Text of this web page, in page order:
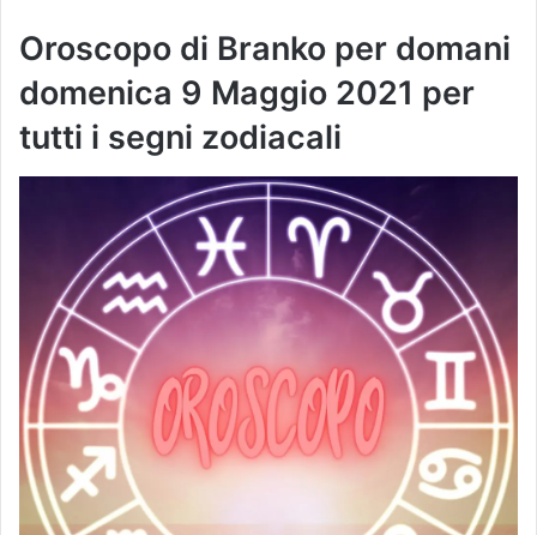
Oroscopo di Branko per domani
domenica 9 Maggio 2021 per
tutti i segni zodiacali